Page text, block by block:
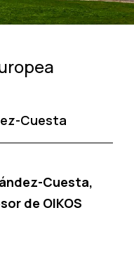
Cuesta
Cuesta,
de OIKOS